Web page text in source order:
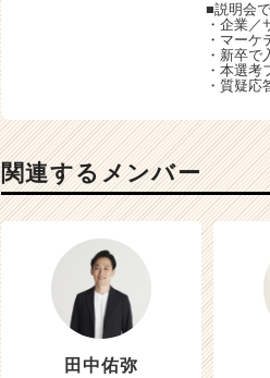
■説明会
・企業／
・マー
・新卒
・本選考
・質疑応
関連するメンバー
田中佑弥